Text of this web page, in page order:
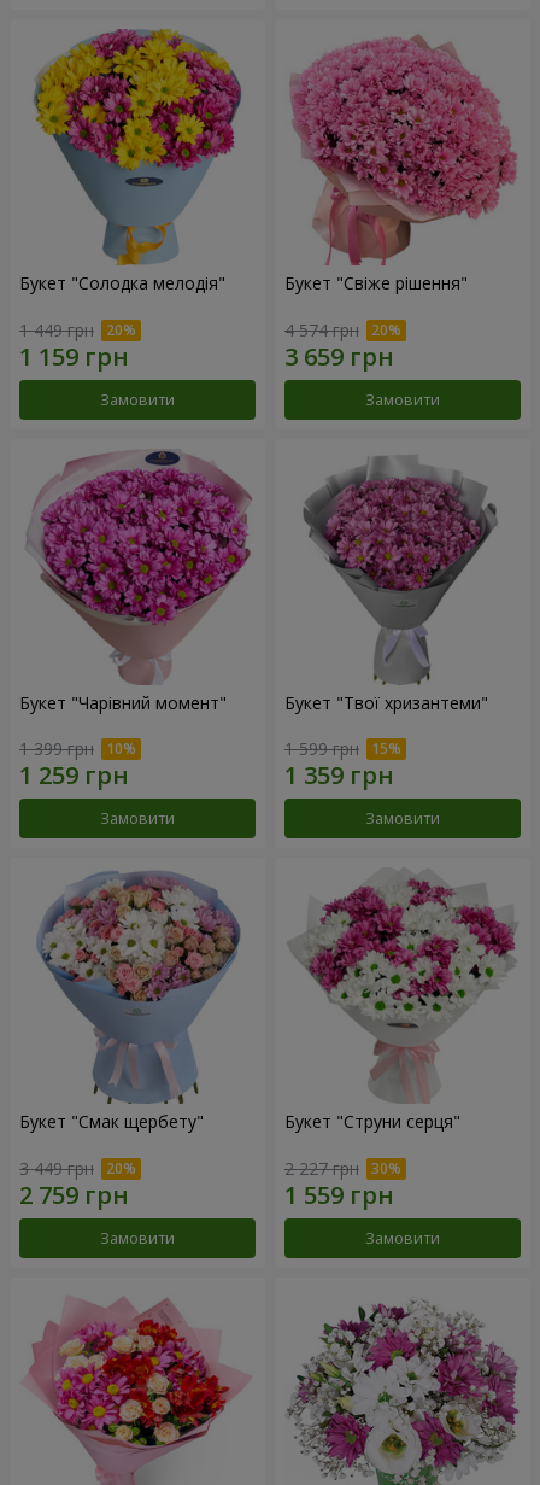
Букет "Солодка мелодія"
1 449 грн
Замовити
Букет "Свіже рішення"
4 574 грн
Замовити
Букет "Чарівний момент"
1 399 грн
Замовити
Букет "Твої хризантеми"
1 599 грн
Замовити
Букет "Смак щербету"
3 449 грн
Замовити
Букет "Струни серця"
2 227 грн
Замовити